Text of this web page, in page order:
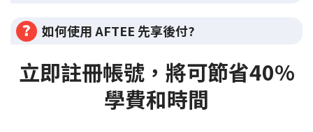
如何使用 AFTEE 先享後付?
立即註冊帳號，將可節省40%
學費和時間